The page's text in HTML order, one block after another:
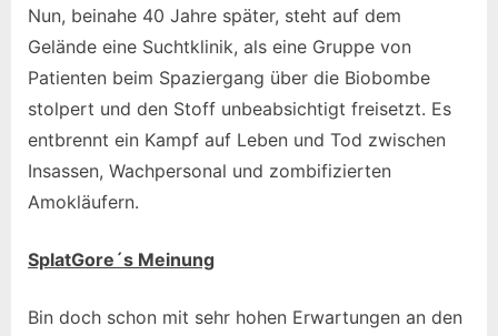
Nun, beinahe 40 Jahre später, steht auf dem
Gelände eine Suchtklinik, als eine Gruppe von
Patienten beim Spaziergang über die Biobombe
stolpert und den Stoff unbeabsichtigt freisetzt. Es
entbrennt ein Kampf auf Leben und Tod zwischen
Insassen, Wachpersonal und zombifizierten
Amokläufern.
SplatGore´s Meinung
Bin doch schon mit sehr hohen Erwartungen an den